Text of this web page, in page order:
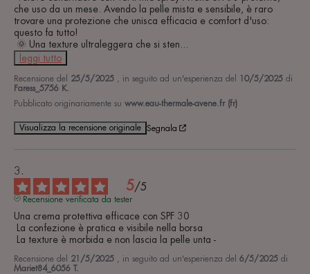
che uso da un mese. Avendo la pelle mista e sensibile, è raro
trovare una protezione che unisca efficacia e comfort d'uso:
questo fa tutto!
🌞 Una texture ultraleggera che si sten
leggi tutto
Recensione del 25/5/2025 , in seguito ad un'esperienza del 10/5/2025 di
Faress_5756 K.
Pubblicato originariamente su www.eau-thermale-avene.fr (fr)
Visualizza la recensione originale Segnala
5/5
Recensione verificata da tester
Una crema protettiva efficace con SPF 30
La texture è morbida e non lascia la pelle unta -
Recensione del 21/5/2025 , in seguito ad un'esperienza del 6/5/2025 di
Mariet84_6056 T.